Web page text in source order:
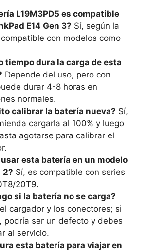
L19M3PD5 es compatible
E14 Gen 3? Sí, según la
con modelos como
tiempo dura la carga de esta
Depende del uso, pero con
durar 4-8 horas en
normales.
calibrar la batería nueva? Sí,
cargarla al 100% y luego
agotarse para calibrar el
usar esta batería en un modelo
2? Sí, es compatible con series
20T9.
si la batería no se carga?
cargador y los conectores; si
podría ser un defecto y debes
al servicio.
esta batería para viajar en